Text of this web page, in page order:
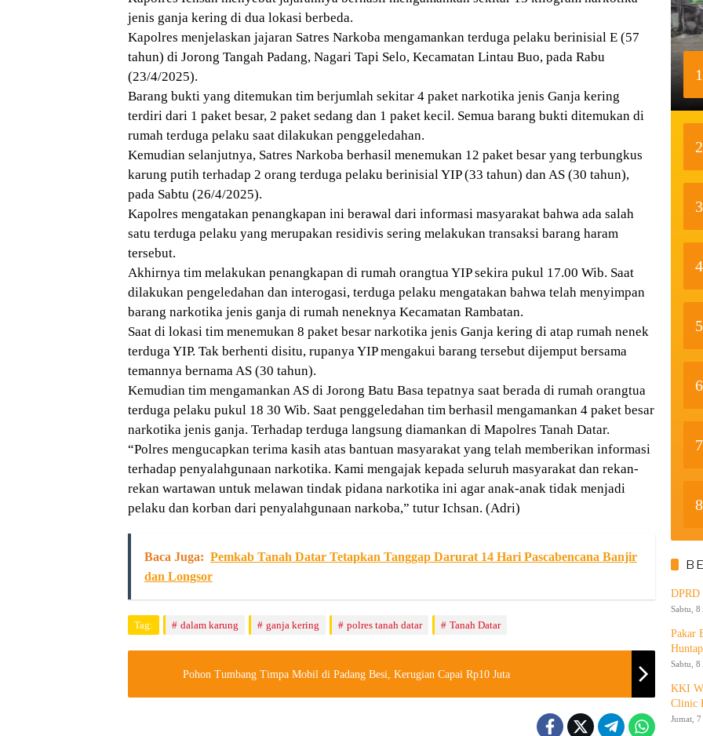
jenis ganja kering di dua lokasi berbeda.
Kapolres menjelaskan jajaran Satres Narkoba mengamankan terduga pelaku berinisial E (57
tahun) di Jorong Tangah Padang, Nagari Tapi Selo, Kecamatan Lintau Buo, pada Rabu
(23/4/2025).
Barang bukti yang ditemukan tim berjumlah sekitar 4 paket narkotika jenis Ganja kering
terdiri dari 1 paket besar, 2 paket sedang dan 1 paket kecil. Semua barang bukti ditemukan di
rumah terduga pelaku saat dilakukan penggeledahan.
Kemudian selanjutnya, Satres Narkoba berhasil menemukan 12 paket besar yang terbungkus
karung putih terhadap 2 orang terduga pelaku berinisial YIP (33 tahun) dan AS (30 tahun),
pada Sabtu (26/4/2025).
Kapolres mengatakan penangkapan ini berawal dari informasi masyarakat bahwa ada salah
satu terduga pelaku yang merupakan residivis sering melakukan transaksi barang haram
tersebut.
Akhirnya tim melakukan penangkapan di rumah orangtua YIP sekira pukul 17.00 Wib. Saat
dilakukan pengeledahan dan interogasi, terduga pelaku mengatakan bahwa telah menyimpan
barang narkotika jenis ganja di rumah neneknya Kecamatan Rambatan.
Saat di lokasi tim menemukan 8 paket besar narkotika jenis Ganja kering di atap rumah nenek
terduga YIP. Tak berhenti disitu, rupanya YIP mengakui barang tersebut dijemput bersama
temannya bernama AS (30 tahun).
Kemudian tim mengamankan AS di Jorong Batu Basa tepatnya saat berada di rumah orangtua
terduga pelaku pukul 18 30 Wib. Saat penggeledahan tim berhasil mengamankan 4 paket besar
narkotika jenis ganja. Terhadap terduga langsung diamankan di Mapolres Tanah Datar.
“Polres mengucapkan terima kasih atas bantuan masyarakat yang telah memberikan informasi
terhadap penyalahgunaan narkotika. Kami mengajak kepada seluruh masyarakat dan rekan-
rekan wartawan untuk melawan tindak pidana narkotika ini agar anak-anak tidak menjadi
pelaku dan korban dari penyalahgunaan narkoba,” tutur Ichsan. (Adri)
Baca Juga: Pemkab Tanah Datar Tetapkan Tanggap Darurat 14 Hari Pascabencana Banjir
dan Longsor
Tag: dalam karung ganja kering polres tanah datar Tanah Datar
Pohon Tumbang Timpa Mobil di Padang Besi, Kerugian Capai Rp10 Juta
1
2
3
4
5
6
7
8
DPRD
Sabtu, 8
Pakar
Sabtu, 8
KKI
Clinic
Jumat,